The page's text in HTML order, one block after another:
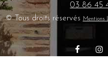
03 86 45
© Tous droits réservés Mentions